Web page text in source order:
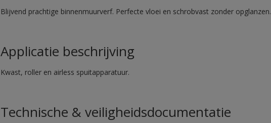
Blijvend prachtige binnenmuurverf. Perfecte vloei en schrobvast zonder opglanzen.
Applicatie beschrijving
Kwast, roller en airless spuitapparatuur.
Technische & veiligheidsdocumentatie